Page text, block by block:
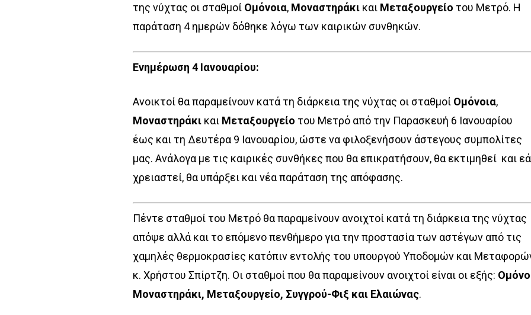
της νύχτας οι σταθμοί Ομόνοια, Μοναστηράκι και Μεταξουργείο του Μετρό. Η
παράταση 4 ημερών δόθηκε λόγω των καιρικών συνθηκών.
Ενημέρωση 4 Ιανουαρίου:
Ανοικτοί θα παραμείνουν κατά τη διάρκεια της νύχτας οι σταθμοί Ομόνοια,
Μοναστηράκι και Μεταξουργείο του Μετρό από την Παρασκευή 6 Ιανουαρίου
έως και τη Δευτέρα 9 Ιανουαρίου, ώστε να φιλοξενήσουν άστεγους συμπολίτες
μας. Ανάλογα με τις καιρικές συνθήκες που θα επικρατήσουν, θα εκτιμηθεί και
χρειαστεί, θα υπάρξει και νέα παράταση της απόφασης.
Πέντε σταθμοί του Μετρό θα παραμείνουν ανοιχτοί κατά τη διάρκεια της νύχτας
απόψε αλλά και το επόμενο πενθήμερο για την προστασία των αστέγων από τις
χαμηλές θερμοκρασίες κατόπιν εντολής του υπουργού Υποδομών και
κ. Χρήστου Σπίρτζη. Οι σταθμοί που θα παραμείνουν ανοιχτοί είναι οι εξής:
Μοναστηράκι, Μεταξουργείο, Συγγρού-Φιξ και Ελαιώνας.